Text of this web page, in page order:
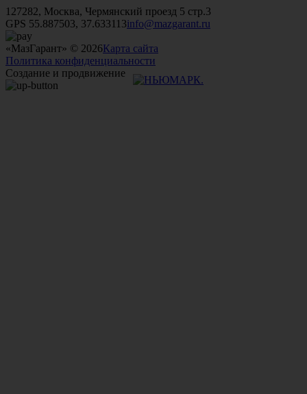
127282, Москва, Чермянский проезд 5 стр.3
GPS 55.887503, 37.633113info@mazgarant.ru
«МазГарант» © 2026Карта сайта
Политика конфиденциальности
Создание и продвижение